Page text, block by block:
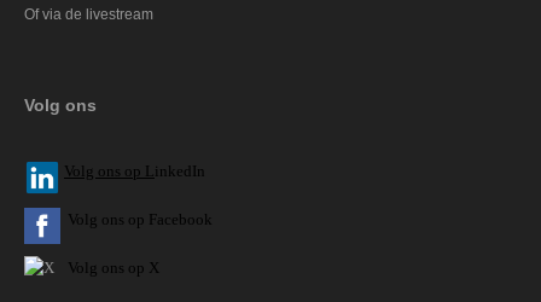
Of via de livestream
Volg ons
Volg ons op L inkedIn
Volg ons op Facebook
Volg ons op X